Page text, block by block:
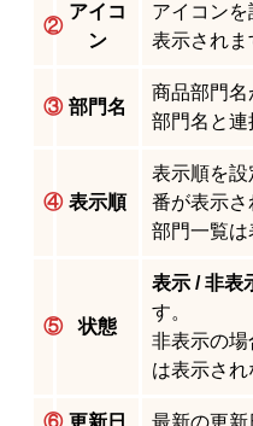
②
アイコ
ン
アイコン
表示されま
③ 部門名
商品部門
部門名と連
④ 表示順
表示順を
番が表示さ
部門一覧は
⑤ 状態
表示 / 非表
す。
非表示の場
は表示され